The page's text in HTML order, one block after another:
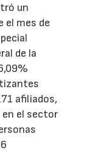
un
el mes de
de la
afiliados,
en el sector